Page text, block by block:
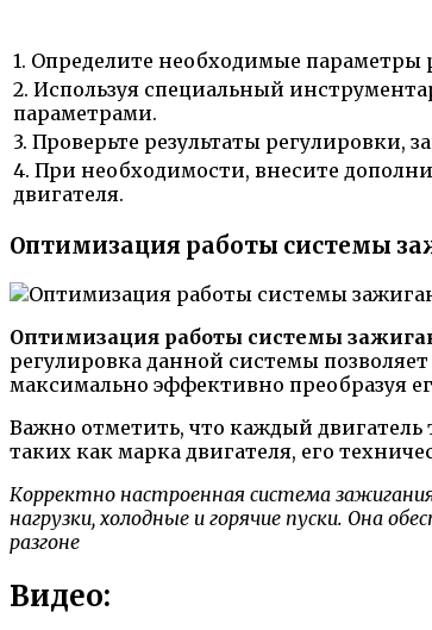
1. Определите необходимые параметры
2. Используя специальный
параметрами.
3. Проверьте результаты регулировки,
4. При необходимости, внесите
двигателя.
Оптимизация работы системы
Оптимизация работы системы
регулировка данной системы
максимально эффективно преобразуя
Важно отметить, что каждый двигатель
таких как марка двигателя, его
Корректно настроенная система
нагрузки, холодные и горячие пуски. Она
разгоне
Видео: